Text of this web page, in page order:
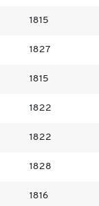
1815
1827
1815
1822
1822
1828
1816